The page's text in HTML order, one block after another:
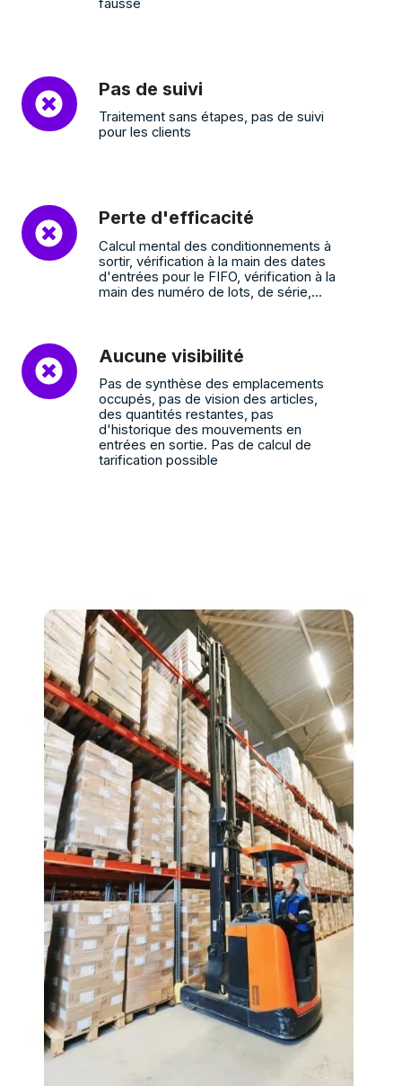
faussé
Pas de suivi
Traitement sans étapes, pas de suivi
pour les clients
Pas
de
suivi
Perte d'efficacité
Calcul mental des conditionnements à
sortir, vérification à la main des dates
d'entrées pour le FIFO, vérification à la
main des numéro de lots, de série,...
Perte
d'efficacité
Aucune visibilité
Pas de synthèse des emplacements
occupés, pas de vision des articles,
des quantités restantes, pas
d'historique des mouvements en
entrées en sortie. Pas de calcul de
tarification possible
Aucune
visibilité